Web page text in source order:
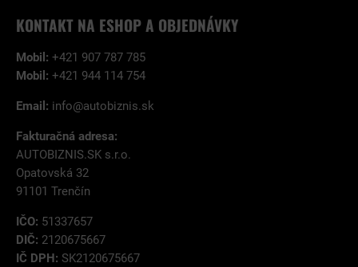
KONTAKT NA ESHOP A OBJEDNÁVKY
Mobil: +421 907 787 785
Mobil: +421 944 114 754
Email: info@autobiznis.sk
Fakturačná adresa:
AUTOBIZNIS.SK s.r.o.
Opatovská 32
91101 Trenčín
IČO: 51337657
DIČ: 2120675667
IČ DPH: SK2120675667